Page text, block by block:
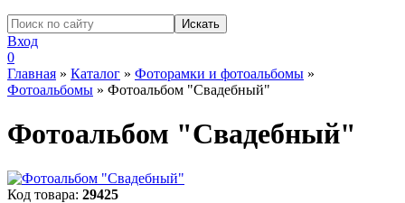
Вход
0
Главная » Каталог » Фоторамки и фотоальбомы »
Фотоальбомы » Фотоальбом "Свадебный"
Фотоальбом "Свадебный"
Код товара: 29425